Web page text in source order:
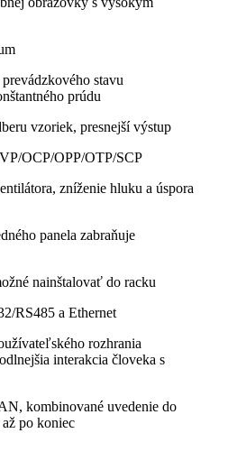
stavu
prúdu
vzoriek, presnejší výstup
OCP/OPP/OTP/SCP
zníženie hluku a úspora
panela zabraňuje
nainštalovať do racku
RS485 a Ethernet
rozhrania
interakcia človeka s
kombinované uvedenie do
po koniec